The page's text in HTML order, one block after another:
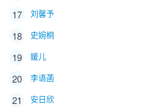
17 刘馨予
18 史婉桐
19 媛儿
20 李语菡
21 安日欣